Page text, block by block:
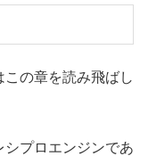
の章を読み飛ばし
プロエンジンであ